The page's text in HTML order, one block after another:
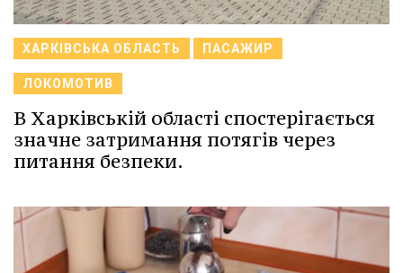
ХАРКІВСЬКА ОБЛАСТЬ ПАСАЖИР
ЛОКОМОТИВ
В Харківській області спостерігається
значне затримання потягів через
питання безпеки.